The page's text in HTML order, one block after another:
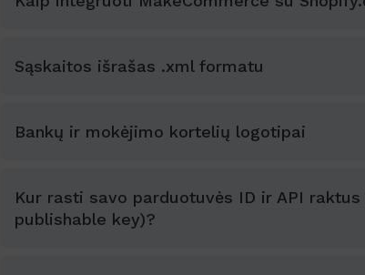
Sąskaitos išrašas .xml formatu
Bankų ir mokėjimo kortelių logotipai
Kur rasti savo parduotuvės ID ir API raktus
publishable key)?